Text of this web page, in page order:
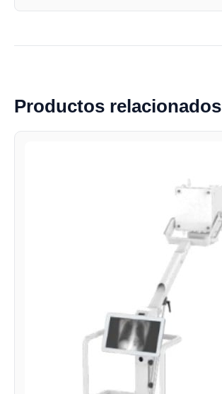
Productos relacionados